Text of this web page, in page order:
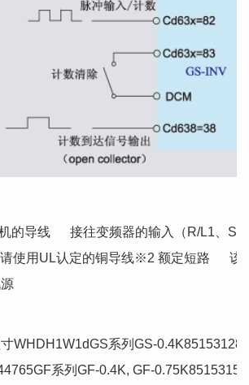
的导线 接往变频器的输入（R/L1、S/L
使用UL认定的铜导线※2 额定短路 该
WHDH1W1dGS系列GS-
系列GF-0.4K, GF-